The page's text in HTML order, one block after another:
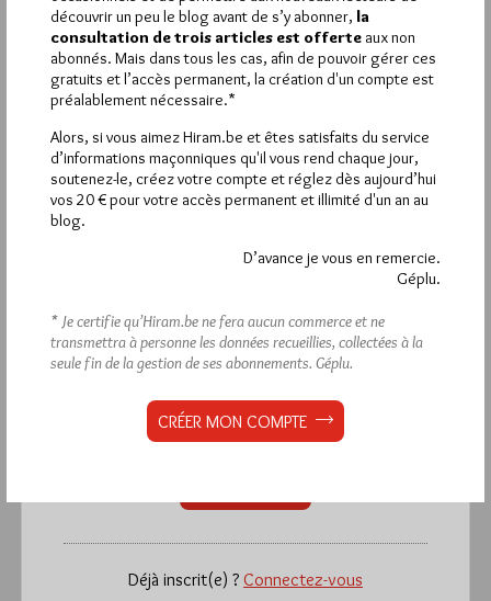
CHICON
16 JUIN 2016 À 16H33 / RÉPONDRE
C’est une période où la franc-maçonnerie française s’est
façonnée indépendamment de l’Angleterre, de l’Écosse et des
pays germaniques. La province de Provence à ete active et
laisse sa signature sur des rituels encore pratiqués.
La rédaction de commentaires est
réservée aux abonnés.
Si vous souhaitez rédiger des
commentaires, vous devez :
Déjà inscrit(e) ? Connectez-vous
découvrir un peu le blog avant de s’y abonner, la
consultation de trois articles est offerte aux non
abonnés. Mais dans tous les cas, afin de pouvoir gérer ces
gratuits et l’accès permanent, la création d'un compte est
préalablement nécessaire.*
Alors, si vous aimez Hiram.be et êtes satisfaits du service
d’informations maçonniques qu'il vous rend chaque jour,
soutenez-le, créez votre compte et réglez dès aujourd’hui
vos 20 € pour votre accès permanent et illimité d'un an au
blog.
D’avance je vous en remercie.
Géplu.
* Je certifie qu’Hiram.be ne fera aucun commerce et ne
transmettra à personne les données recueillies, collectées à la
seule fin de la gestion de ses abonnements. Géplu.
CRÉER MON COMPTE